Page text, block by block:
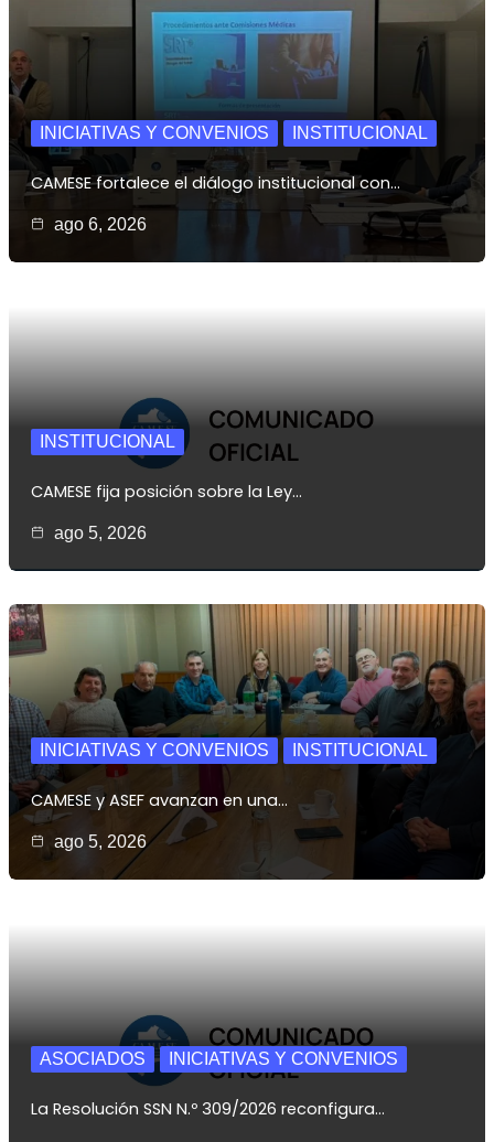
INICIATIVAS Y CONVENIOS INSTITUCIONAL
CAMESE fortalece el diálogo institucional con…
ago 6, 2026
INSTITUCIONAL
CAMESE fija posición sobre la Ley…
ago 5, 2026
INICIATIVAS Y CONVENIOS INSTITUCIONAL
CAMESE y ASEF avanzan en una…
ago 5, 2026
ASOCIADOS INICIATIVAS Y CONVENIOS
La Resolución SSN N.º 309/2026 reconfigura…